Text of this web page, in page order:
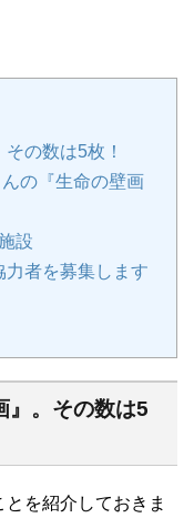
の数は5枚！
の『生命の壁画
設
力者を募集します
』。その数は5
とを紹介しておきま